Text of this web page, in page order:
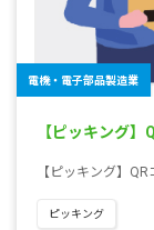
電機・電子部品製造業
【ピッキング
【ピッキング】
ピッキング